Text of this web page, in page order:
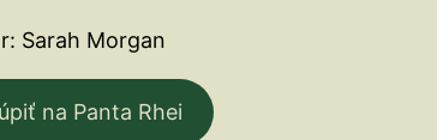
Sarah Morgan
na Panta Rhei